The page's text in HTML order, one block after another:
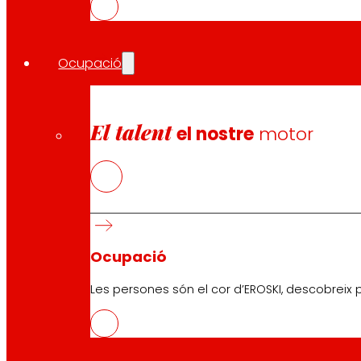
Ocupació
El talentel nostre motor
Ocupació
Les persones són el cor d’EROSKI,
Segueix-nos
Atenció al client:944 943 444. De dilluns a dissabte
EROSKI Corporatiu
Compromisos
Inversors
Innovació